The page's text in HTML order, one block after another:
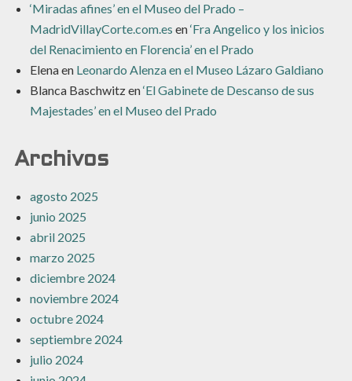
‘Miradas afines’ en el Museo del Prado –
MadridVillayCorte.com.es en‘Fra Angelico y los inicios
del Renacimiento en Florencia’ en el Prado
Elenaen Leonardo Alenza en el Museo Lázaro Galdiano
Blanca Baschwitzen‘El Gabinete de Descanso de sus
Majestades’ en el Museo del Prado
Archivos
agosto 2025
junio 2025
abril 2025
marzo 2025
diciembre 2024
noviembre 2024
octubre 2024
septiembre 2024
julio 2024